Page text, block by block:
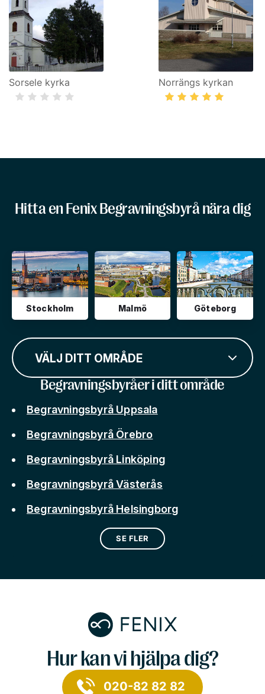
Sorsele kyrka Norrängs kyrkan
Hitta en Fenix Begravningsbyrå nära dig
Stockholm Malmö Göteborg
VÄLJ DITT OMRÅDE
Begravningsbyråer i ditt område
Begravningsbyrå Uppsala
Begravningsbyrå Örebro
Begravningsbyrå Linköping
Begravningsbyrå Västerås
Begravningsbyrå Helsingborg
SE FLER
Hur kan vi hjälpa dig?
020-82 82 82